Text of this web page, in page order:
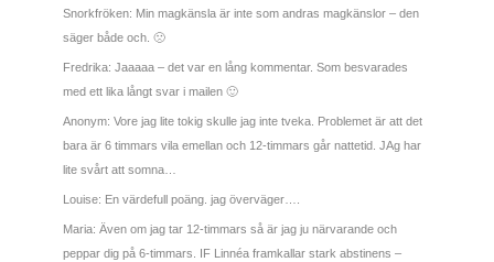
Snorkfröken: Min magkänsla är inte som andras magkänslor – den
säger både och. 🙁
Fredrika: Jaaaaa – det var en lång kommentar. Som besvarades
med ett lika långt svar i mailen 🙂
Anonym: Vore jag lite tokig skulle jag inte tveka. Problemet är att det
bara är 6 timmars vila emellan och 12-timmars går nattetid. JAg har
lite svårt att somna…
Louise: En värdefull poäng. jag överväger….
Maria: Även om jag tar 12-timmars så är jag ju närvarande och
peppar dig på 6-timmars. IF Linnéa framkallar stark abstinens –